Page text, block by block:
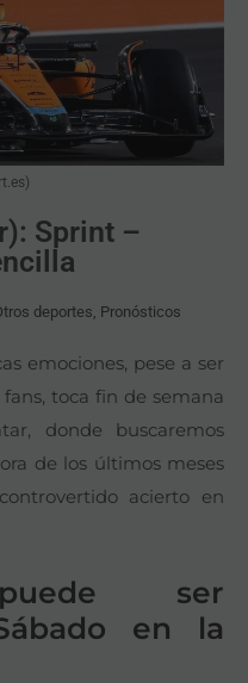
Sprint –
deportes, Pronósticos
emociones, pese a ser
toca fin de semana
donde buscaremos
de los últimos meses
acierto en
ser
en la